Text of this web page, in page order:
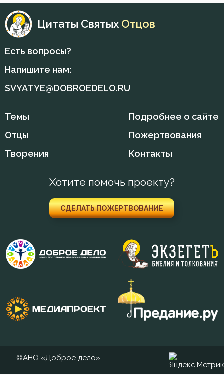
Искушение
Исправление
Клятва
Колдовство
Кощунство
Крестное знамение
Крещение
Кротость
Лесть
Цитаты Святых Отцов
Есть вопросы?
Напишите нам:
SVYATYE@DOBROEDELO.RU
Темы
Отцы
Творения
Подробнее о сайте
Пожертвования
Контакты
Хотите помочь проекту?
СДЕЛАТЬ ПОЖЕРТВОВАНИЕ
©АНО «Доброе дело»